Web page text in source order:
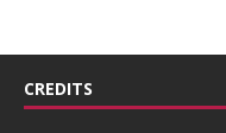
CREDITS